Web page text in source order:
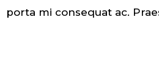
porta mi consequat ac.